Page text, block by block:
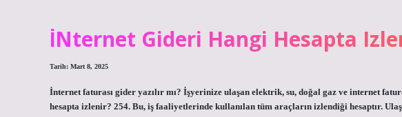
İNternet Gideri Hangi Hesapta
Tarih: Mart 8, 2025
İnternet faturası gider yazılır mı? İşyerinize ulaşan elektrik, su, doğal gaz ve internet
hesapta izlenir? 254. Bu, iş faaliyetlerinde kullanılan tüm araçların izlendiği hesaptır.